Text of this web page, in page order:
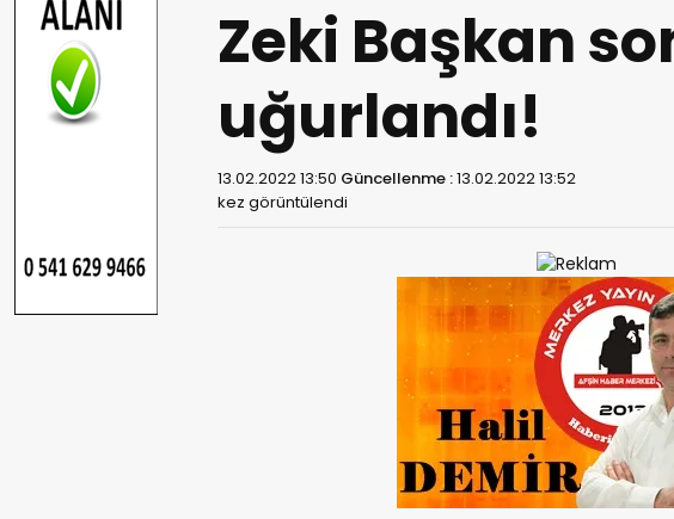
Zeki Başkan
uğurlandı!
13.02.2022 13:50 Güncellenme :13.02.2022 13:52
kez görüntülendi